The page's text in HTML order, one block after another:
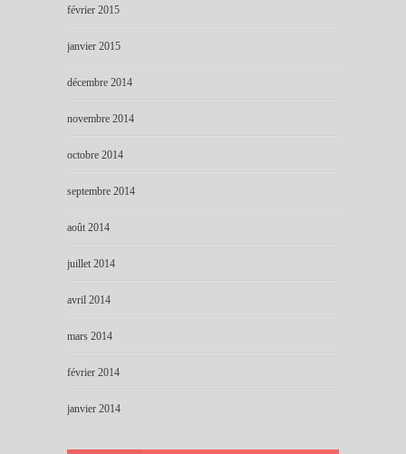
février 2015
janvier 2015
décembre 2014
novembre 2014
octobre 2014
septembre 2014
août 2014
juillet 2014
avril 2014
mars 2014
février 2014
janvier 2014